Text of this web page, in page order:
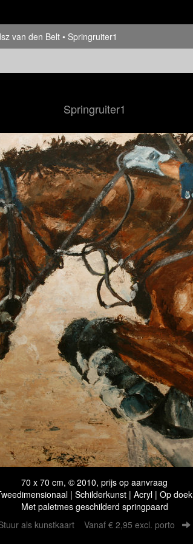
van den Belt
Springruiter1
Springruiter1
70 x 70 cm, © 2010, prijs op aanvraag
| Schilderkunst | Acryl | Op doek
Met paletmes geschilderd springpaard
als kunstkaart Vanaf € 2,95 excl. porto